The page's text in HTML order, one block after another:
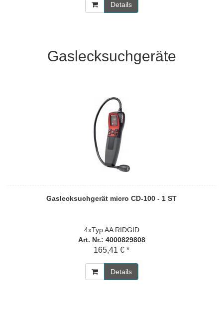
Details
Gaslecksuchgeräte
Gaslecksuchgerät micro CD-100 - 1 ST
4xTyp AA RIDGID
Art. Nr.: 4000829808
165,41 € *
Details